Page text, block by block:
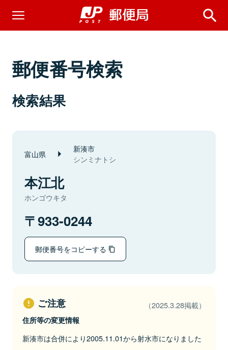
郵便番号検索
検索結果
富山県 新湊市
シンミナトシ
本江北
ホンゴウキタ
933-0244
郵便番号をコピーする
ご注意 （2025.3.28掲載）
住所等の変更情報
新湊市は合併により2005.11.01から射水市になりました